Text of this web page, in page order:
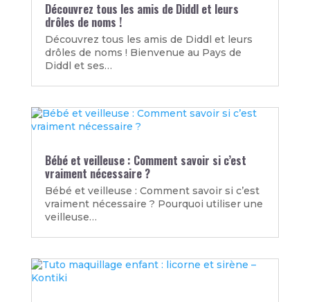
Découvrez tous les amis de Diddl et leurs
drôles de noms !
Découvrez tous les amis de Diddl et leurs
drôles de noms ! Bienvenue au Pays de
Diddl et ses…
Bébé et veilleuse : Comment savoir si c’est
vraiment nécessaire ?
Bébé et veilleuse : Comment savoir si c’est
vraiment nécessaire ? Pourquoi utiliser une
veilleuse…